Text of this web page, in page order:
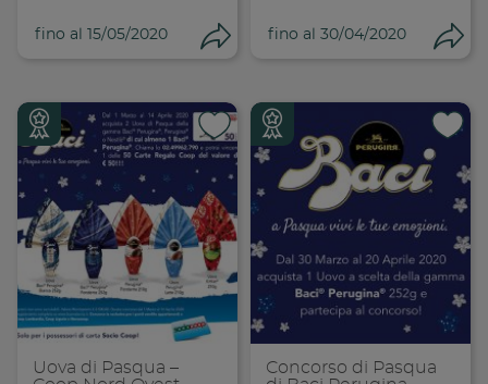
fino al 15/05/2020
Condividi su
Copia link
fino al 30/04/2020
Uova di Pasqua –
Concorso di Pasqua